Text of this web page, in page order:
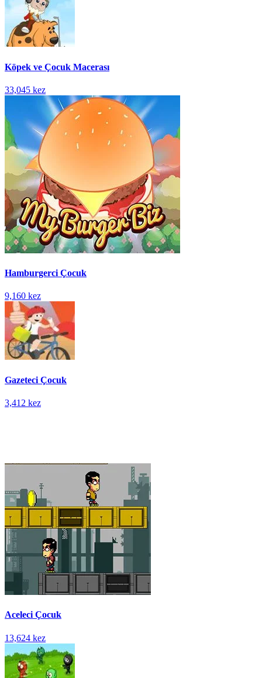
Köpek ve Çocuk Macerası
33,045 kez
Hamburgerci Çocuk
9,160 kez
Gazeteci Çocuk
3,412 kez
Aceleci Çocuk
13,624 kez